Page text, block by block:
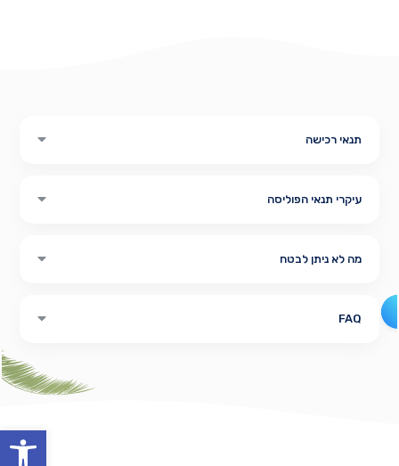
תנאי רכישה
עיקרי תנאי הפוליסה
מה לא ניתן לבטח
FAQ